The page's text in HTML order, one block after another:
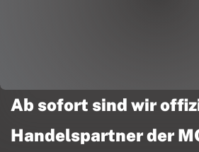
Ab sofort sind wir
Handelspartner der